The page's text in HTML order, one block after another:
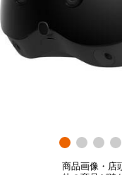
商品画像・店